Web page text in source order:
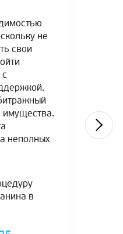
не
свои
имущества.
неполных
в
5-